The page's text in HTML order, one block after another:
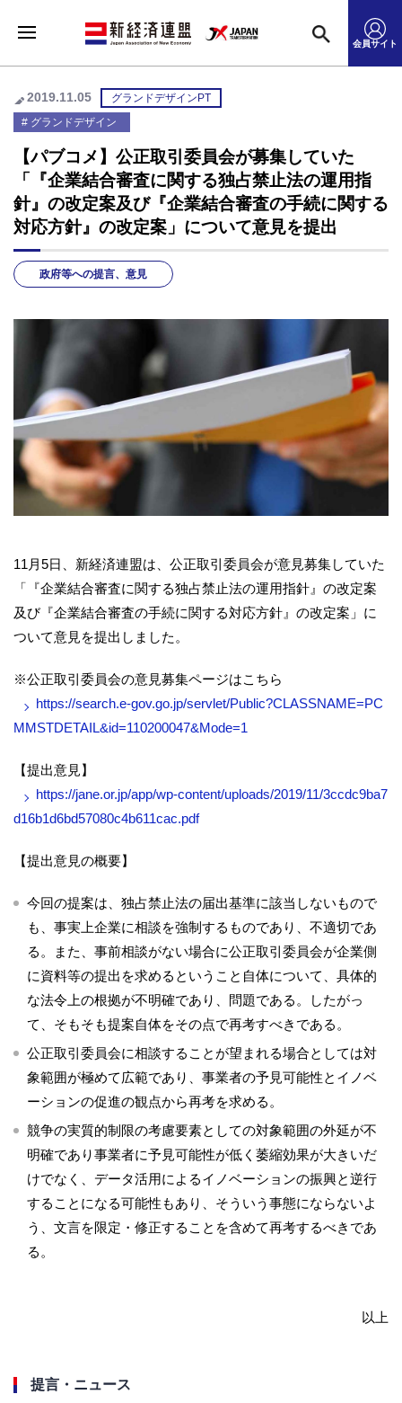
会員サイト
2019.11.05
グランドデザインPT
グランドデザイン
【パブコメ】公正取引委員会が募集していた
「『企業結合審査に関する独占禁止法の運用指
針』の改定案及び『企業結合審査の手続に関する
対応方針』の改定案」について意見を提出
政府等への提言、意見
11月5日、新経済連盟は、公正取引委員会が意見募集していた
「『企業結合審査に関する独占禁止法の運用指針』の改定案
及び『企業結合審査の手続に関する対応方針』の改定案」に
ついて意見を提出しました。
※公正取引委員会の意見募集ページはこちら
https://search.e-gov.go.jp/servlet/Public?CLASSNAME=PC
MMSTDETAIL&id=110200047&Mode=1
【提出意見】
https://jane.or.jp/app/wp-content/uploads/2019/11/3ccdc9ba7
d16b1d6bd57080c4b611cac.pdf
【提出意見の概要】
今回の提案は、独占禁止法の届出基準に該当しないもので
も、事実上企業に相談を強制するものであり、不適切であ
る。また、事前相談がない場合に公正取引委員会が企業側
に資料等の提出を求めるということ自体について、具体的
な法令上の根拠が不明確であり、問題である。したがっ
て、そもそも提案自体をその点で再考すべきである。
公正取引委員会に相談することが望まれる場合としては対
象範囲が極めて広範であり、事業者の予見可能性とイノベ
ーションの促進の観点から再考を求める。
競争の実質的制限の考慮要素としての対象範囲の外延が不
明確であり事業者に予見可能性が低く萎縮効果が大きいだ
けでなく、データ活用によるイノベーションの振興と逆行
することになる可能性もあり、そういう事態にならないよ
う、文言を限定・修正することを含めて再考するべきであ
る。
以上
提言・ニュース